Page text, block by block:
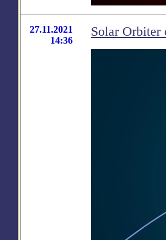
27.11.2021
14:36
Solar Orbiter